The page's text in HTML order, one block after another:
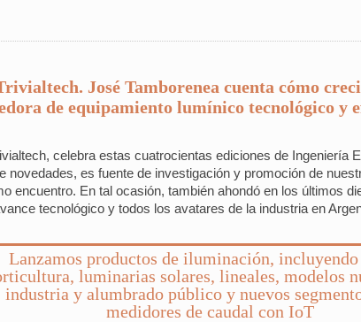
José Tamborenea cuenta cómo
de equipamiento lumínico tecnológico y
celebra estas cuatrocientas ediciones de Ingeniería
novedades, es fuente de investigación y promoción de
encuentro. En tal ocasión, también ahondó en los últimos
tecnológico y todos los avatares de la industria en
Lanzamos productos de iluminación,
luminarias solares, lineales, modelos
industria y alumbrado público y nuevos
medidores de caudal con IoT